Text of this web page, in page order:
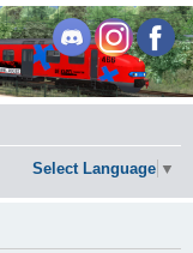
Select Language ▼